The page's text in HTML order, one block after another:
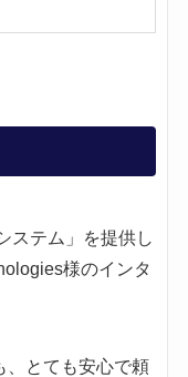
ステム」を提供し
様のインタ
、とても安心で頼